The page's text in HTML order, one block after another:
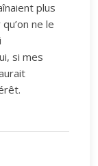
plus
ne le
si mes